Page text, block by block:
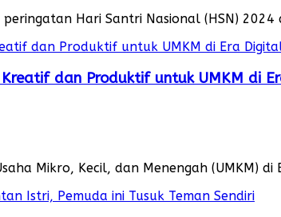
Hari Santri Nasional (HSN)
dan Produktif untuk UMKM di
Mikro, Kecil, dan Menengah